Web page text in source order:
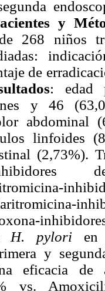
y
de 268 niños
de
: edad
y 46
abdominal
linfoides
(2,73%).
H. pylori en
y
eficacia de
vs.